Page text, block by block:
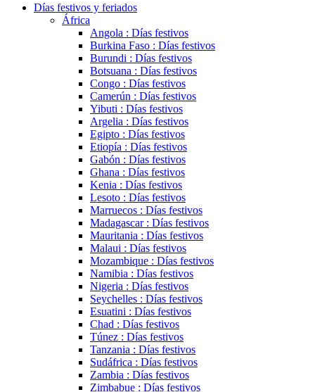
Días festivos y feriados
África
Angola : Días festivos
Burkina Faso : Días festivos
Burundi : Días festivos
Botsuana : Días festivos
Congo : Días festivos
Camerún : Días festivos
Yibuti : Días festivos
Argelia : Días festivos
Egipto : Días festivos
Etiopía : Días festivos
Gabón : Días festivos
Ghana : Días festivos
Kenia : Días festivos
Lesoto : Días festivos
Marruecos : Días festivos
Madagascar : Días festivos
Mauritania : Días festivos
Malaui : Días festivos
Mozambique : Días festivos
Namibia : Días festivos
Nigeria : Días festivos
Seychelles : Días festivos
Esuatini : Días festivos
Chad : Días festivos
Túnez : Días festivos
Tanzania : Días festivos
Sudáfrica : Días festivos
Zambia : Días festivos
Zimbabue : Días festivos